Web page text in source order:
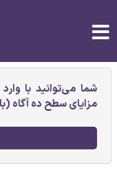
شما می‌توانید با
مزایای سطح ده آگاه